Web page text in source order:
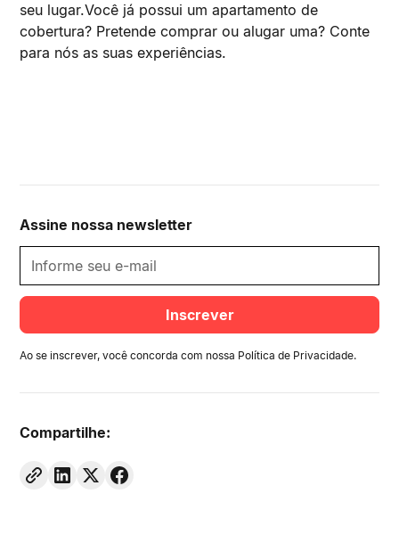
seu lugar.Você já possui um apartamento de
cobertura? Pretende comprar ou alugar uma? Conte
para nós as suas experiências.
Assine nossa newsletter
Ao se inscrever, você concorda com nossa Política de Privacidade.
Compartilhe: